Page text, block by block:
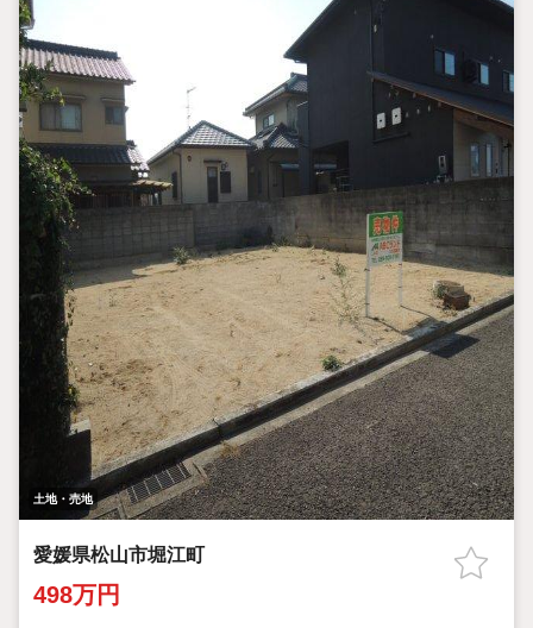
土地・売地
愛媛県松山市堀江町
498万円